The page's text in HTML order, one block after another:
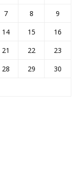
7 8
9
14 15
16
21 22
23
28 29
30